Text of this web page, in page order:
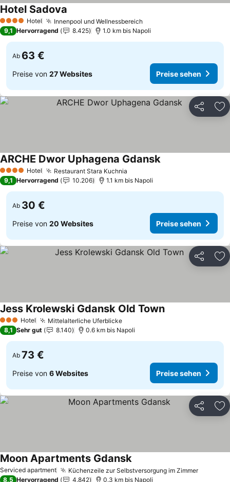
4 Sterne Hotel Innenpool und Wellnessbereich
Hotel Sadova
9,1 Hervorragend 8.425 1.0 km bis Napoli
Ab 63 €
Preise von 27 Websites Preise sehen
Teilen
4 Sterne Hotel Restaurant Stara Kuchnia
ARCHE Dwor Uphagena Gdansk
9,1 Hervorragend 10.206 1.1 km bis Napoli
Ab 30 €
Preise von 20 Websites Preise sehen
Teilen
3 SterneHotel Mittelalterliche Uferblicke
Jess Krolewski Gdansk Old Town
8,1 Sehr gut 8.140 0.6 km bis Napoli
Ab 73 €
Preise von 6 Websites Preise sehen
Teilen
Serviced apartment Küchenzeile zur Selbstversorgung im Zimmer
Moon Apartments Gdansk
8,5 Hervorragend 4.842 0.3 km bis Napoli